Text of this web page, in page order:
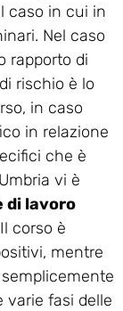
caso in cui in
Nel caso
rapporto di
rischio è lo
in caso
in relazione
che è
vi è
di lavoro
corso è
mentre
varie fasi delle